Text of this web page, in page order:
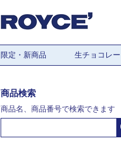
限定・新商品 生チョコレー
商品検索
商品名、商品番号で検索できます